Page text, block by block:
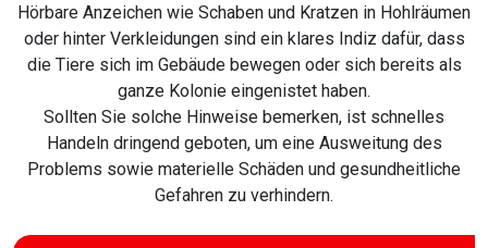
Hörbare Anzeichen wie Schaben und Kratzen in Hohlräumen
oder hinter Verkleidungen sind ein klares Indiz dafür, dass
die Tiere sich im Gebäude bewegen oder sich bereits als
ganze Kolonie eingenistet haben.
Sollten Sie solche Hinweise bemerken, ist schnelles
Handeln dringend geboten, um eine Ausweitung des
Problems sowie materielle Schäden und gesundheitliche
Gefahren zu verhindern.